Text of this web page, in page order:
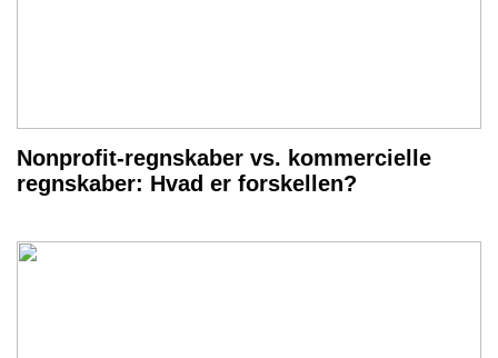
Nonprofit-regnskaber vs. kommercielle
regnskaber: Hvad er forskellen?